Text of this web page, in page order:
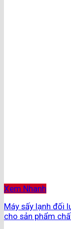
Xem Nhanh
Máy sấy lạnh đối
cho sản phẩm